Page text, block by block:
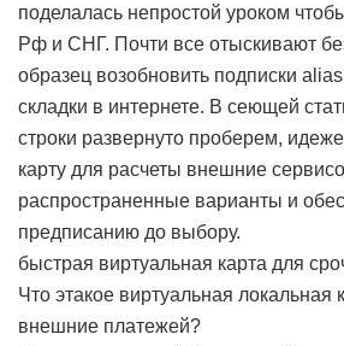
поделалась непростой уроком
Рф и СНГ. Почти все отыскивают
образец возобновить подписки
складки в интернете. В сеющей
строки развернуто проберем,
карту для расчеты внешние
распространенные варианты и
предписанию до выбору.
быстрая виртуальная карта для
Что этакое виртуальная локальная
внешние платежей?